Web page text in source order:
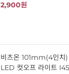
2,900원
비츠온 101mm(4인치
LED 컷오프 라이트